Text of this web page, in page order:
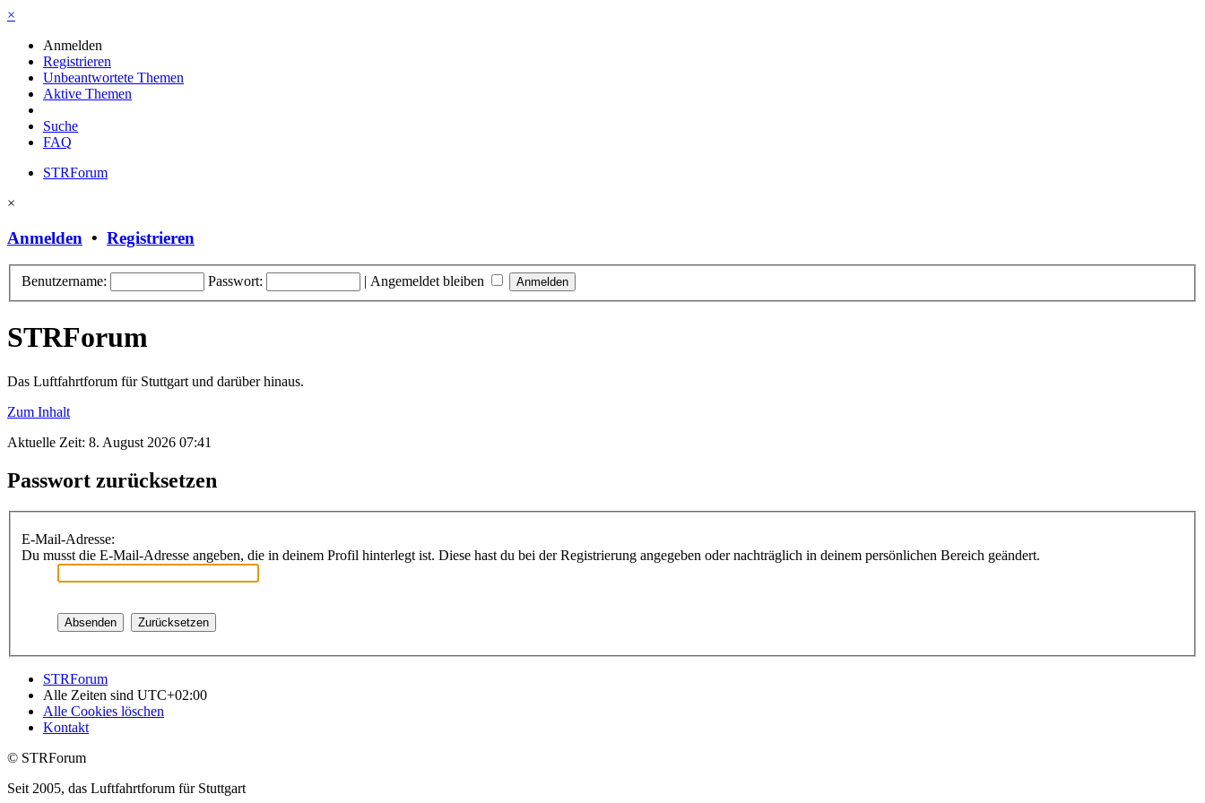
×
Anmelden
Registrieren
Unbeantwortete Themen
Aktive Themen
Suche
FAQ
STRForum
×
Anmelden • Registrieren
Benutzername: Passwort: | Angemeldet bleiben
STRForum
Das Luftfahrtforum für Stuttgart und darüber hinaus.
Zum Inhalt
Aktuelle Zeit: 8. August 2026 07:41
Passwort zurücksetzen
E-Mail-Adresse:
Du musst die E-Mail-Adresse angeben, die in deinem Profil hinterlegt ist. Diese hast du bei der Registrierung angegeben oder nachträglich in deinem persönlichen Bereich geändert.
STRForum
Alle Zeiten sind UTC+02:00
Alle Cookies löschen
Kontakt
© STRForum
Seit 2005, das Luftfahrtforum für Stuttgart